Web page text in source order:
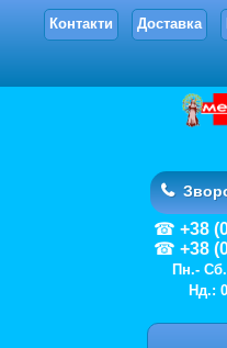
Контакти Доставка
+38
+38
Пн.-
Нд.: